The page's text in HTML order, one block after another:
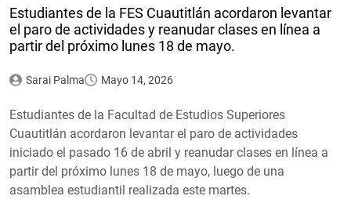
Estudiantes de la FES Cuautitlán acordaron levantar
el paro de actividades y reanudar clases en línea a
partir del próximo lunes 18 de mayo.
Sarai Palma Mayo 14, 2026
Estudiantes de la Facultad de Estudios Superiores
Cuautitlán acordaron levantar el paro de actividades
iniciado el pasado 16 de abril y reanudar clases en línea a
partir del próximo lunes 18 de mayo, luego de una
asamblea estudiantil realizada este martes.